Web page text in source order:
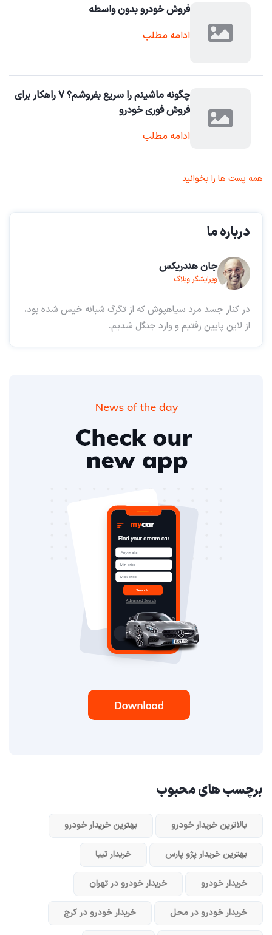
فروش خودرو بدون واسطه
ادامه مطلب
چگونه ماشینم را سریع بفروشم؟ ۷ راهکار برای
فروش فوری خودرو
ادامه مطلب
همه پست ها را بخوانید
درباره ما
جان هندریکس
ویرایشگر وبلاگ
در کنار جسد مرد سیاهپوش که از تگرگ شبانه خیس شده بود،
از لاین پایین رفتیم و وارد جنگل شدیم.
برچسب های محبوب
بالاترین خریدار خودرو بهترین خریدار خودرو
بهترین خریدار پژو پارس خریدار تیبا
خریدار خودرو خریدار خودرو در تهران
خریدار خودرو در محل خریدار خودرو در کرج